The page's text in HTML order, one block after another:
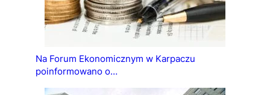
Na Forum Ekonomicznym w Karpaczu
poinformowano o…